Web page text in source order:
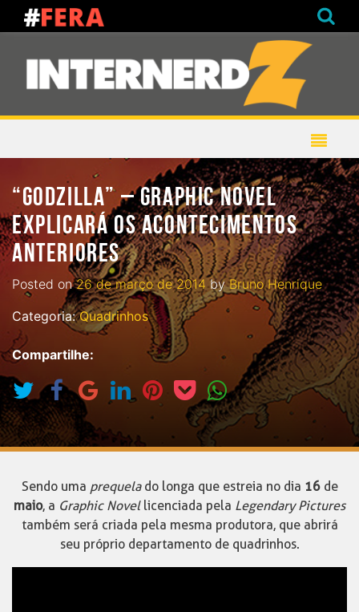
“GODZILLA” – GRAPHIC NOVEL
EXPLICARÁ OS ACONTECIMENTOS
ANTERIORES
Posted on26 de março de 2014byBruno Henrique
Categoria:Quadrinhos
Compartilhe:
Sendo uma prequelado longa que estreia no dia 16de
maio, a Graphic Novellicenciada pela Legendary Pictures
também será criada pela mesma produtora, que abrirá
seu próprio departamento de quadrinhos.